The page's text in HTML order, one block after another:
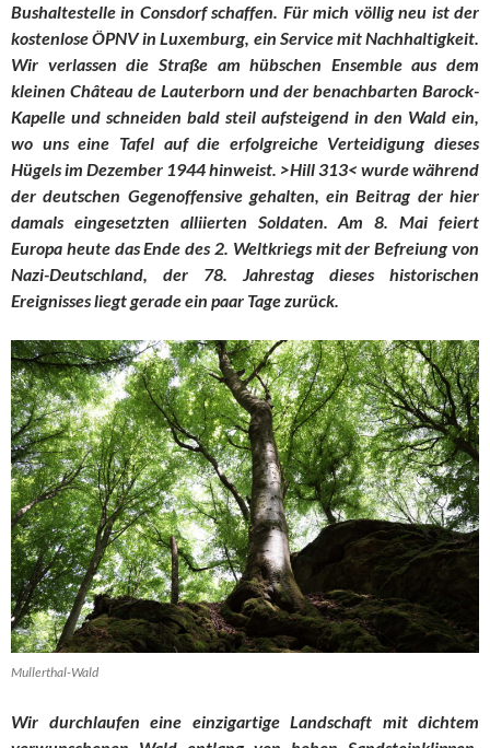
Bushaltestelle in Consdorf schaffen. Für mich völlig neu ist der
kostenlose ÖPNV in Luxemburg, ein Service mit Nachhaltigkeit.
Wir verlassen die Straße am hübschen Ensemble aus dem
kleinen Château de Lauterborn und der benachbarten Barock-
Kapelle und schneiden bald steil aufsteigend in den Wald ein,
wo uns eine Tafel auf die erfolgreiche Verteidigung dieses
Hügels im Dezember 1944 hinweist. >Hill 313< wurde während
der deutschen Gegenoffensive gehalten, ein Beitrag der hier
damals eingesetzten alliierten Soldaten. Am 8. Mai feiert
Europa heute das Ende des 2. Weltkriegs mit der Befreiung von
Nazi-Deutschland, der 78. Jahrestag dieses historischen
Ereignisses liegt gerade ein paar Tage zurück.
Mullerthal-Wald
Wir durchlaufen eine einzigartige Landschaft mit dichtem